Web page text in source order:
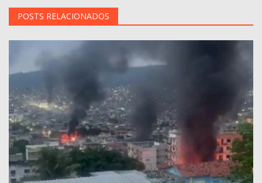
POSTS RELACIONADOS